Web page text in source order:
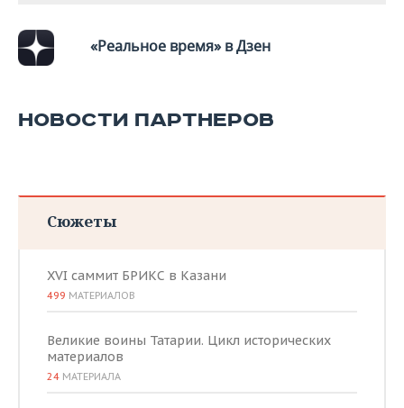
«Реальное время» в Дзен
НОВОСТИ ПАРТНЕРОВ
Сюжеты
XVI саммит БРИКС в Казани
499 МАТЕРИАЛОВ
Великие воины Татарии. Цикл исторических
материалов
24 МАТЕРИАЛА